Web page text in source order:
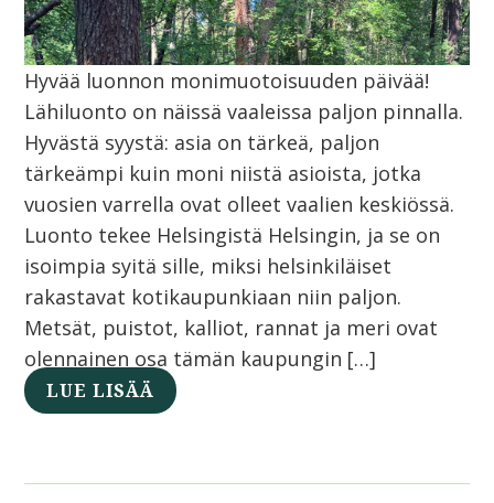
Hyvää luonnon monimuotoisuuden päivää!
Lähiluonto on näissä vaaleissa paljon pinnalla.
Hyvästä syystä: asia on tärkeä, paljon
tärkeämpi kuin moni niistä asioista, jotka
vuosien varrella ovat olleet vaalien keskiössä.
Luonto tekee Helsingistä Helsingin, ja se on
isoimpia syitä sille, miksi helsinkiläiset
rakastavat kotikaupunkiaan niin paljon.
Metsät, puistot, kalliot, rannat ja meri ovat
olennainen osa tämän kaupungin […]
LUE LISÄÄ